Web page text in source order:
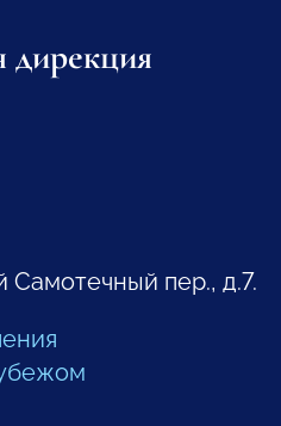
дирекция
Самотечный пер., д.7.